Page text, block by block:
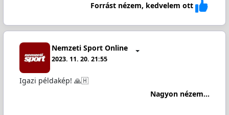
Forrást nézem, kedvelem ott
Nemzeti Sport Online
2023. 11. 20. 21:55
Igazi példakép! 🙏🇭
Nagyon nézem...